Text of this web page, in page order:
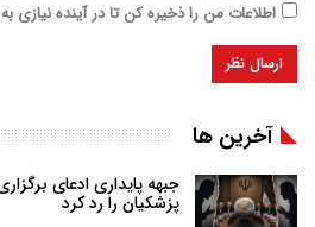
اطلاعات من را ذخیره کن تا در آینده نیازی
آخرین ها
جبهه پایداری ادعای
پزشکیان را رد کرد